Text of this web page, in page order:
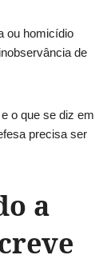
ou homicídio
de
o que se diz em
precisa ser
a